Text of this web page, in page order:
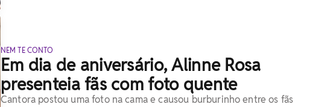
NEM TE CONTO
Em dia de aniversário, Alinne Rosa
presenteia fãs com foto quente
Cantora postou uma foto na cama e causou burburinho entre os fãs